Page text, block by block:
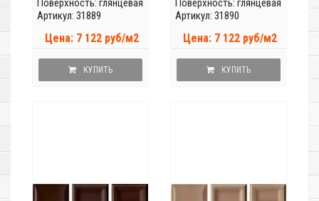
Поверхность: глянцевая
Артикул: 31889
Цена: 7 122 руб/м2
КУПИТЬ
Поверхность: глянцевая
Артикул: 31890
Цена: 7 122 руб/м2
КУПИТЬ